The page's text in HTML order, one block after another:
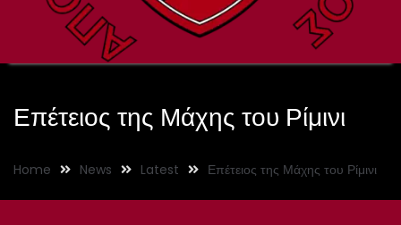
Επέτειος της Μάχης του Ρίμινι
Home News Latest Επέτειος της Μάχης του Ρίμινι